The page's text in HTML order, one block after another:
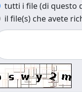
tutti i file (di questo
il file(s) che avete